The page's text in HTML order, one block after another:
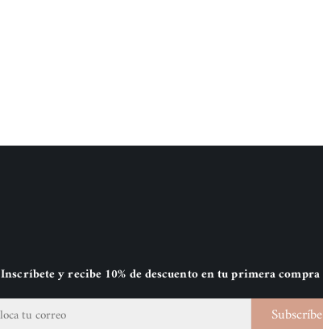
Inscríbete y recibe 10% de descuento en tu primera compra
Subscríbe